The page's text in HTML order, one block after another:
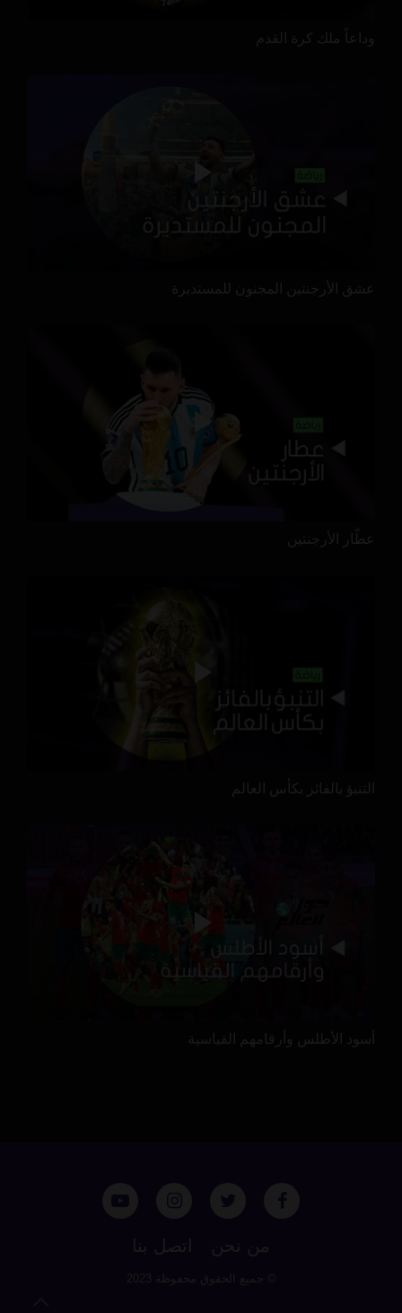
وداعاً ملك كرة القدم
عشق الأرجنتين المجنون للمستديرة
عطّار الأرجنتين
التنبؤ بالفائز بكأس العالم
أسود الأطلس وأرقامهم القياسية